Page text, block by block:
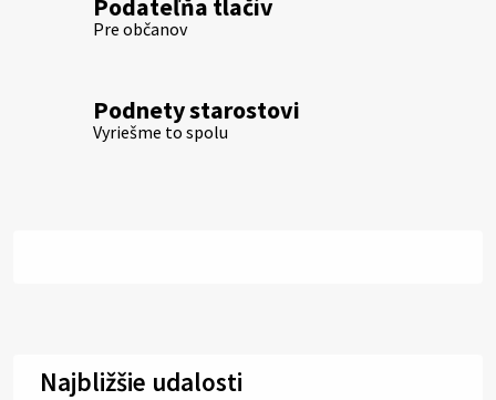
Podateľňa tlačív
Pre občanov
Podnety starostovi
Vyriešme to spolu
Najbližšie udalosti